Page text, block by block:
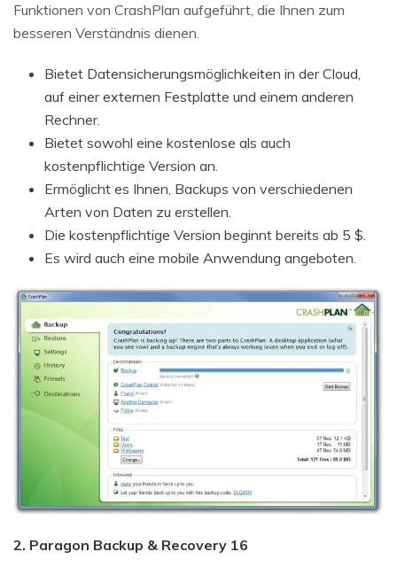
Funktionen von CrashPlan aufgeführt, die Ihnen zum
besseren Verständnis dienen.
Bietet Datensicherungsmöglichkeiten in der Cloud,
auf einer externen Festplatte und einem anderen
Rechner.
Bietet sowohl eine kostenlose als auch
kostenpflichtige Version an.
Ermöglicht es Ihnen, Backups von verschiedenen
Arten von Daten zu erstellen.
Die kostenpflichtige Version beginnt bereits ab 5 $.
Es wird auch eine mobile Anwendung angeboten.
2. Paragon Backup & Recovery 16